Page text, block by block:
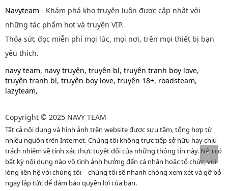
Navyteam - Khám phá kho truyện luôn được cập nhật với
những tác phẩm hot và truyện VIP.
Thỏa sức đọc miễn phí mọi lúc, mọi nơi, trên mọi thiết bị bạn
yêu thích.
navy team, navy truyện, truyện bl, truyện tranh boy love,
truyện tranh bl, truyện boy love, truyện 18+, roadsteam,
lazyteam,
Copyright © 2025 NAVY TEAM
Tất cả nội dung và hình ảnh trên website được sưu tầm, tổng hợp từ
nhiều nguồn trên Internet. Chúng tôi không trực tiếp sở hữu hay chịu
trách nhiệm về tính xác thực tuyệt đối của những thông tin này. Nếu có
bất kỳ nội dung nào vô tình ảnh hưởng đến cá nhân hoặc tổ chức, vui
lòng liên hệ với chúng tôi – chúng tôi sẽ nhanh chóng xem xét và gỡ bỏ
ngay lập tức để đảm bảo quyền lợi của bạn.